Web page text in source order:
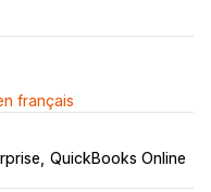
français
QuickBooks Online